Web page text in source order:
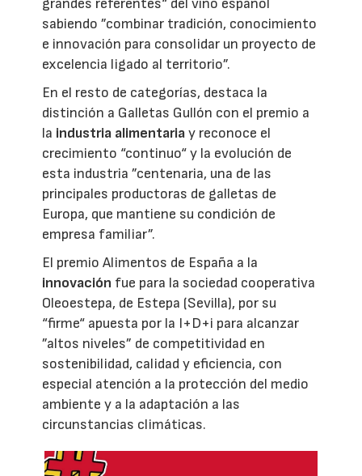
grandes referentes“ del vino español
sabiendo ”combinar tradición, conocimiento
e innovación para consolidar un proyecto de
excelencia ligado al territorio”.
En el resto de categorías, destaca la
distinción a Galletas Gullón con el premio a
la industria alimentariay reconoce el
crecimiento “continuo“ y la evolución de
esta industria ”centenaria, una de las
principales productoras de galletas de
Europa, que mantiene su condición de
empresa familiar”.
El premio Alimentos de España a la
innovación fue para la sociedad cooperativa
Oleoestepa, de Estepa (Sevilla), por su
“firme“ apuesta por la I+D+i para alcanzar
”altos niveles” de competitividad en
sostenibilidad, calidad y eficiencia, con
especial atención a la protección del medio
ambiente y a la adaptación a las
circunstancias climáticas.